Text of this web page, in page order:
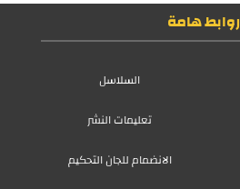
روابط هامة
السلاسل
تعليمات النشر
الانضمام للجان التحكيم